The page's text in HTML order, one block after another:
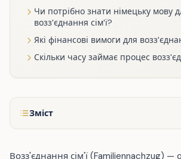
Чи потрібно знати німецьку мову
возз'єднання сім'ї?
Які фінансові вимоги для
Скільки часу займає процес
Зміст
Возз'єднання сім'ї (Familiennachzug) —